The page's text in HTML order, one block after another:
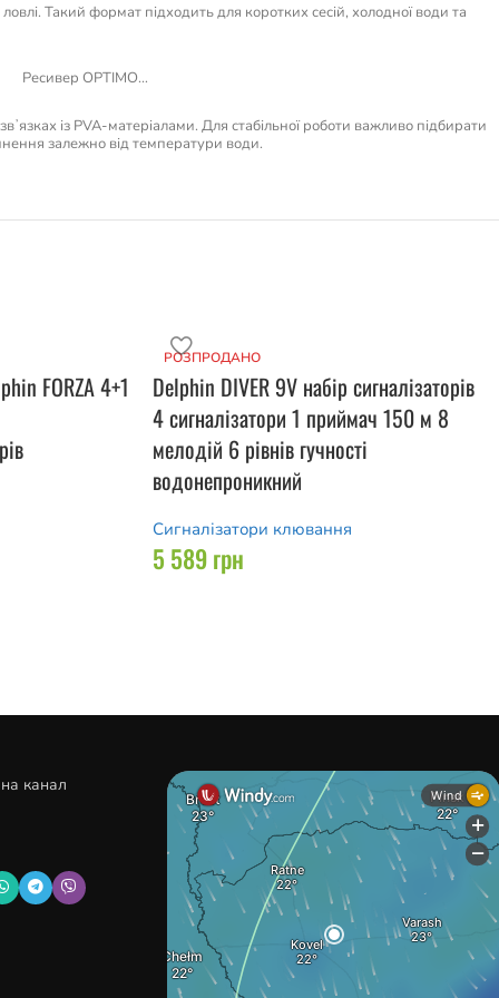
Такий формат підходить для коротких сесій, холодної води та
Ресивер OPTIMO…
із PVA-матеріалами. Для стабільної роботи важливо підбирати
залежно від температури води.
FORZA 4+1
РОЗПРОДАНО
Delphin DIVER 9V набір сигналізаторів
4 сигналізатори 1 приймач 150 м 8
мелодій 6 рівнів гучності
водонепроникний
Сигналізатори клювання
5 589грн
канал